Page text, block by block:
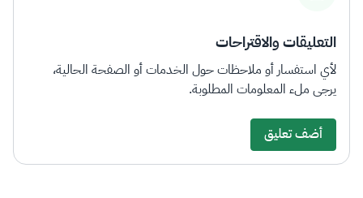
التعليقات والاقتراحات
لأي استفسار أو ملاحظات حول الخدمات أو الصفحة الحالية،
يرجى ملء المعلومات المطلوبة.
أضف تعليق